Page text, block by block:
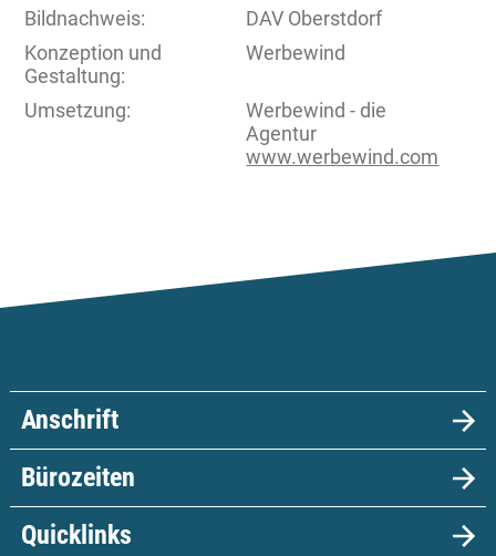
Bildnachweis:
DAV Oberstdorf
Konzeption und
Gestaltung:
Werbewind
Umsetzung:
Werbewind - die
Agentur
www.werbewind.com
Anschrift
Bürozeiten
Quicklinks